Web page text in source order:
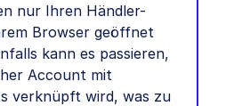
nur Ihren Händler-
Browser geöffnet
kann es passieren,
Account mit
verknüpft wird, was zu